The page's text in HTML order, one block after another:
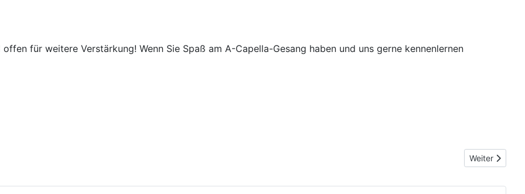
für weitere Verstärkung! Wenn Sie Spaß am A-Capella-Gesang haben und uns gerne kennenlernen
Nächster
Weiter